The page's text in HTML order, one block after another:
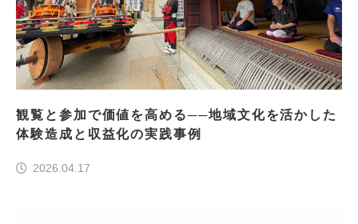
観覧と参加で価値を高める──地域文化を活かした
体験造成と収益化の実践事例
2026.04.17